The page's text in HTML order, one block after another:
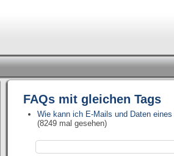
FAQs mit gleichen Tags
Wie kann ich E-Mails und Daten
(8249 mal gesehen)